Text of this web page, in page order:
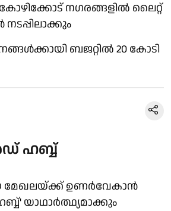
നഗരങ്ങളിൽ ലൈറ്റ്
ബജറ്റിൽ 20 കോടി
ഹബ്ബ്
മേഖലയ്ക്ക് ഉണർവേകാൻ
യാഥാർത്ഥ്യമാക്കും